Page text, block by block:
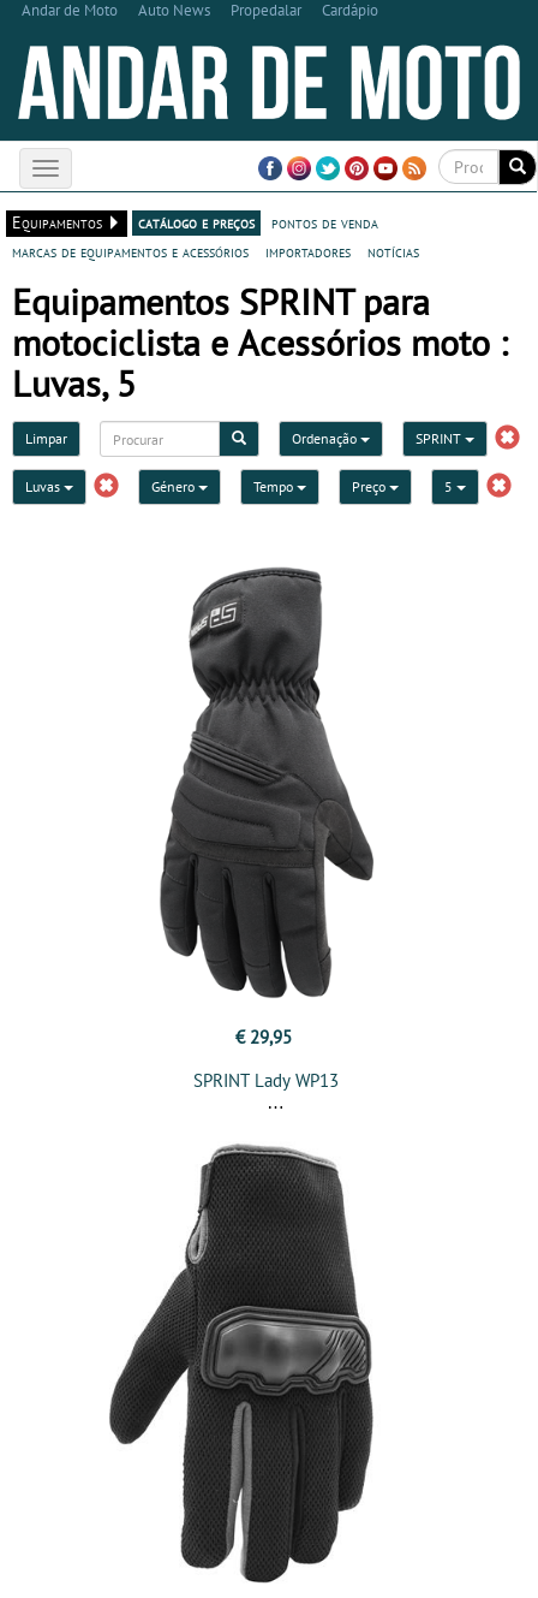
Andar de Moto Auto News Propedalar Cardápio
Toggle
navigation
Equipamentos
catálogo e preços
pontos de venda
marcas de equipamentos e acessórios
importadores notícias
Equipamentos SPRINT para
motociclista e Acessórios moto :
Luvas, 5
Limpar Ordenação SPRINT
Luvas Género Tempo Preço 5
€ 29,95
SPRINT Lady WP13